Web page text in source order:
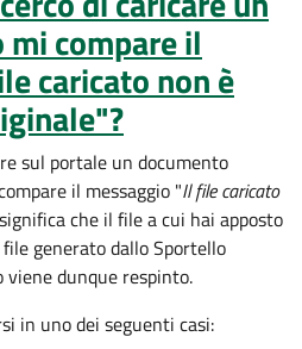
compare il
caricato non è
sul portale un documento
il messaggio "Il file caricato
che il file a cui hai apposto
generato dallo Sportello
viene dunque respinto.
in uno dei seguenti casi: